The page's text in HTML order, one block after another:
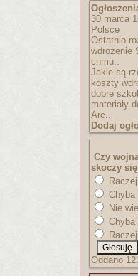
30 marca
Polsce
Ostatnio
wdrożenie
chmu..
Jakie są
koszty
dobre
materiały
Arc..
Dodaj
Czy
skoczy
Chyba
Nie
Chyba
Oddano